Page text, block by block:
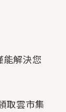
能解決您
取雲市集